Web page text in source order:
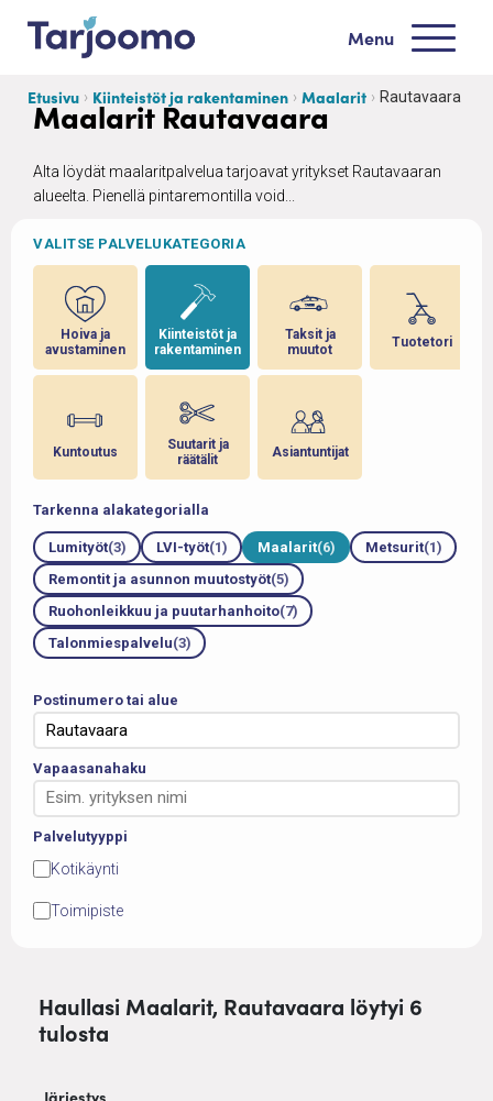
Siirry sisältöön
Menu
Etusivu Kiinteistöt ja rakentaminen Maalarit Rautavaara
Maalarit Rautavaara
Alta löydät maalaritpalvelua tarjoavat yritykset Rautavaaran
alueelta. Pienellä pintaremontilla void...
VALITSE PALVELUKATEGORIA
Hoiva ja
avustaminen
Kuntoutus
Kiinteistöt ja
rakentaminen
Suutarit ja
räätälit
Taksit ja
muutot
Asiantuntijat
Tuotetori
Tarkenna alakategorialla
Lumityöt(3) LVI-työt(1) Maalarit(6) Metsurit(1)
Remontit ja asunnon muutostyöt(5)
Ruohonleikkuu ja puutarhanhoito(7)
Talonmiespalvelu(3)
Postinumero tai alue
Vapaasanahaku
Palvelutyyppi
Kotikäynti
Toimipiste
Haullasi Maalarit, Rautavaara löytyi 6
tulosta
Järjestys